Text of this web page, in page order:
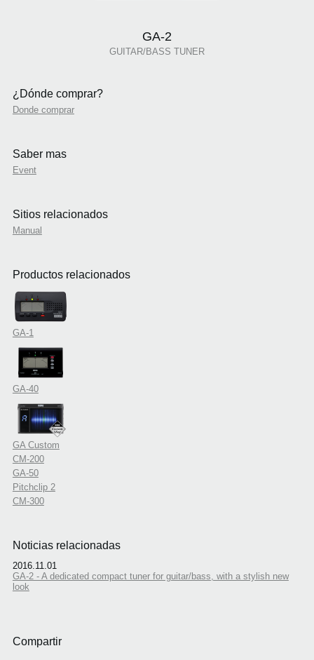
GA-2
GUITAR/BASS TUNER
¿Dónde comprar?
Donde comprar
Saber mas
Event
Sitios relacionados
Manual
Productos relacionados
GA-1
GA-40
GA Custom
CM-200
GA-50
Pitchclip 2
CM-300
Noticias relacionadas
2016.11.01
GA-2 - A dedicated compact tuner for guitar/bass, with a stylish new
look
Compartir